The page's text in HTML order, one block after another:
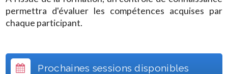
permettra d'évaluer les compétences acquises par
chaque participant.
Prochaines sessions disponibles